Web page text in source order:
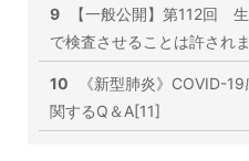
9
【一般公開】第112回
で検査させることは許され
10
《新型肺炎》COVID-
関するQ＆A[11]